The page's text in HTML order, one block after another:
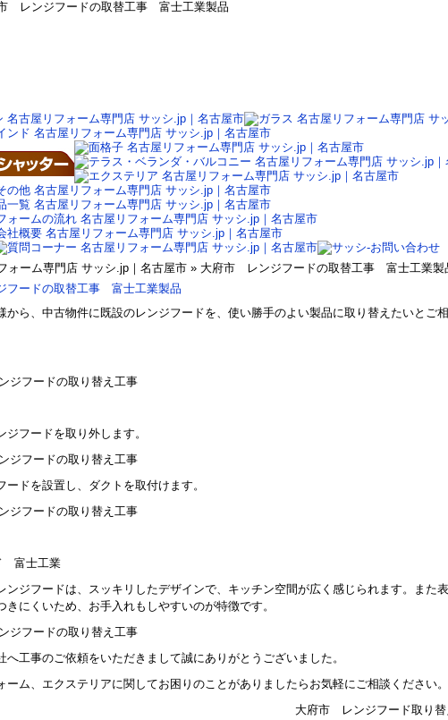
レンジフードの取替工事 富士工業製品
ォーム専門店 サッシ.jp｜名古屋市 » 大府市 レンジフードの取替工事 富士工業製
フードの取替工事 富士工業製品
から、中古物件に既設のレンジフードを、使い勝手のよい製品に取り替えたいとご
ジフードを取り外します。
ードを設置し、ダクトを取付けます。
富士工業
ンジフードは、スッキリしたデザインで、キッチン空間が広く感じられます。また
きにくいため、お手入れもしやすいのが特徴です。
へ工事のご依頼をいただきまして誠にありがとうございました。
ーム、エクステリアに関してお困りのことがありましたらお気軽にご相談ください。
大府市 レンジフード取り